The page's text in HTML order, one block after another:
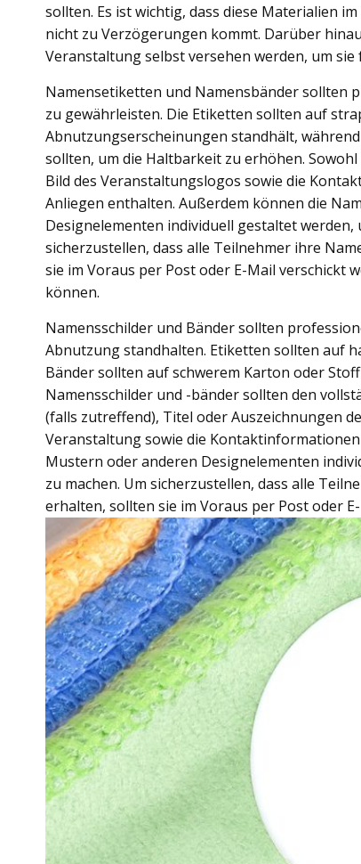
sollten. Es ist wichtig, dass diese Materialien
nicht zu Verzögerungen kommt. Darüber
Veranstaltung selbst versehen werden, um
Namensetiketten und Namensbänder sollten
zu gewährleisten. Die Etiketten sollten auf
Abnutzungserscheinungen standhält,
sollten, um die Haltbarkeit zu erhöhen.
Bild des Veranstaltungslogos sowie die
Anliegen enthalten. Außerdem können die
Designelementen individuell gestaltet
sicherzustellen, dass alle Teilnehmer ihre
sie im Voraus per Post oder E-Mail verschickt
können.
Namensschilder und Bänder sollten
Abnutzung standhalten. Etiketten sollten auf
Bänder sollten auf schwerem Karton oder
Namensschilder und -bänder sollten den
(falls zutreffend), Titel oder Auszeichnungen
Veranstaltung sowie die
Mustern oder anderen Designelementen
zu machen. Um sicherzustellen, dass alle
erhalten, sollten sie im Voraus per Post oder